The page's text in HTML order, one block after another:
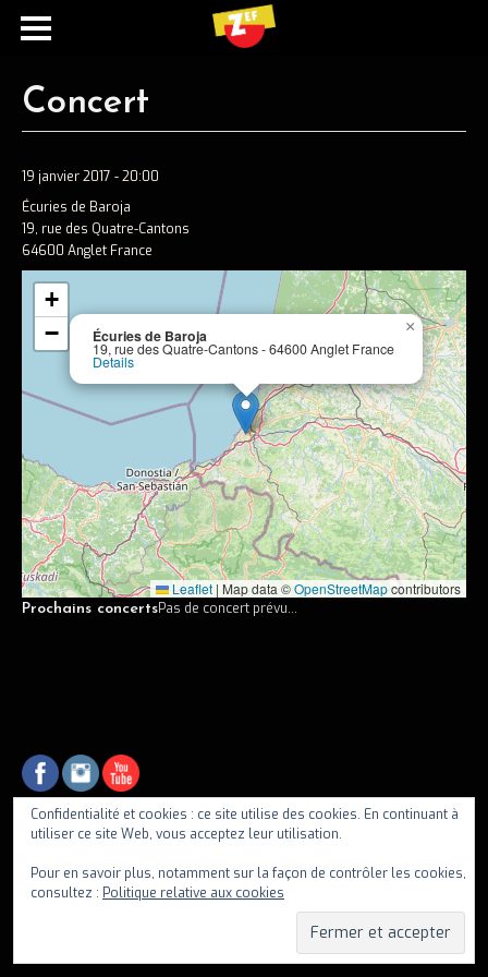
Ecouter
Spotify
Apple music
Concerts
Concerts passés
Vidéos
Discographie
Musiciens
Concert
19 janvier 2017 - 20:00
Écuries de Baroja
19, rue des Quatre-Cantons
64600 Anglet France
Écuries de Baroja
19, rue des Quatre-Cantons - 64600 Anglet France
Details
×
+
−
Leaflet | Map data ©OpenStreetMapcontributors
Prochains concertsPas de concert prévu...
Confidentialité et cookies : ce site utilise des cookies. En continuant à
utiliser ce site Web, vous acceptez leur utilisation.
Pour en savoir plus, notamment sur la façon de contrôler les cookies,
consultez : Politique relative aux cookies